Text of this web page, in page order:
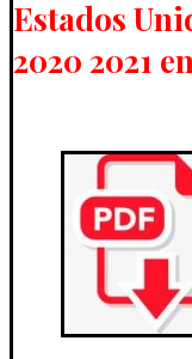
Estados
2020 2021